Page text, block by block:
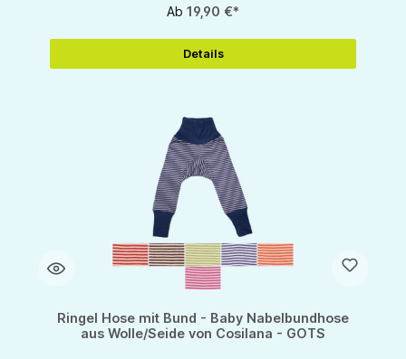
Ab 19,90 €*
Details
Ringel Hose mit Bund - Baby Nabelbundhose
aus Wolle/Seide von Cosilana - GOTS